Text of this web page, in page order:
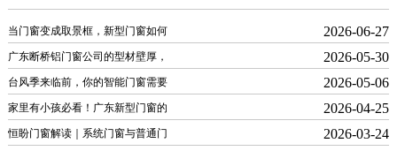
当成无关紧要的收尾项随便处理。 广东系统门窗公司
在跟进落地项目的过程中
当门窗变成取景框，新型门窗如何 2026-06-27
广东断桥铝门窗公司的型材壁厚， 2026-05-30
台风季来临前，你的智能门窗需要 2026-05-06
家里有小孩必看！广东新型门窗的 2026-04-25
恒盼门窗解读｜系统门窗与普通门 2026-03-24